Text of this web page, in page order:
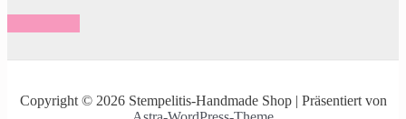
Copyright © 2026 Stempelitis-Handmade Shop | Präsentiert von